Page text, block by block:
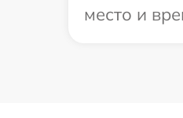
место и